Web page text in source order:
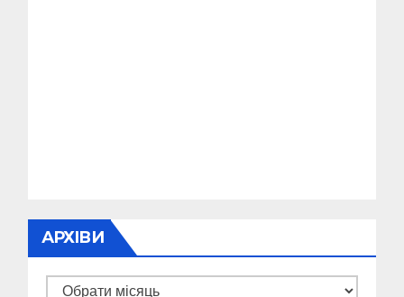
АРХІВИ
Архіви